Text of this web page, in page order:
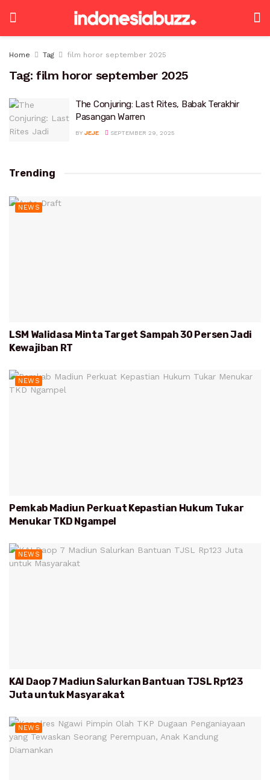
Home Tag film horor september 2025
Tag: film horor september 2025
The Conjuring: Last Rites, Babak Terakhir
Pasangan Warren
BY JEJE SEPTEMBER 29, 2025
Trending
NEWS
LSM Walidasa Minta Target Sampah 30 Persen Jadi
Kewajiban RT
NEWS
Pemkab Madiun Perkuat Kepastian Hukum Tukar
Menukar TKD Ngampel
NEWS
KAI Daop 7 Madiun Salurkan Bantuan TJSL Rp123
Juta untuk Masyarakat
NEWS